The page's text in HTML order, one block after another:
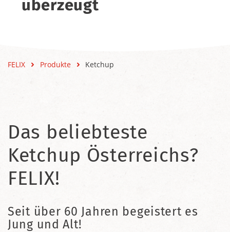
überzeugt
FELIX Produkte Ketchup
Das beliebteste
Ketchup Österreichs?
FELIX!
Seit über 60 Jahren begeistert es
Jung und Alt!